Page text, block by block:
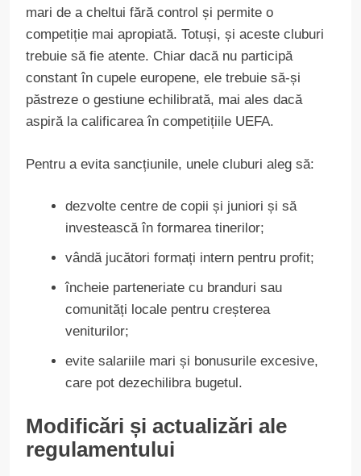
mari de a cheltui fără control și permite o
competiție mai apropiată. Totuși, și aceste cluburi
trebuie să fie atente. Chiar dacă nu participă
constant în cupele europene, ele trebuie să-și
păstreze o gestiune echilibrată, mai ales dacă
aspiră la calificarea în competițiile UEFA.
Pentru a evita sancțiunile, unele cluburi aleg să:
dezvolte centre de copii și juniori și să
investească în formarea tinerilor;
vândă jucători formați intern pentru profit;
încheie parteneriate cu branduri sau
comunități locale pentru creșterea
veniturilor;
evite salariile mari și bonusurile excesive,
care pot dezechilibra bugetul.
Modificări și actualizări ale
regulamentului